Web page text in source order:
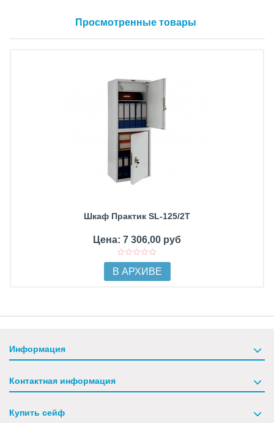
Просмотренные товары
Шкаф Практик SL-125/2Т
Цена: 7 306,00 руб
В АРХИВЕ
Информация
Контактная информация
Купить сейф